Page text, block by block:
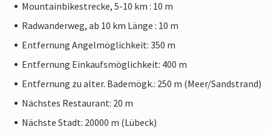
Mountainbikestrecke, 5-10 km : 10 m
Radwanderweg, ab 10 km Länge : 10 m
Entfernung Angelmöglichkeit: 350 m
Entfernung Einkaufsmöglichkeit: 400 m
Entfernung zu alter. Bademögk.: 250 m (Meer/Sandstrand)
Nächstes Restaurant: 20 m
Nächste Stadt: 20000 m (Lübeck)